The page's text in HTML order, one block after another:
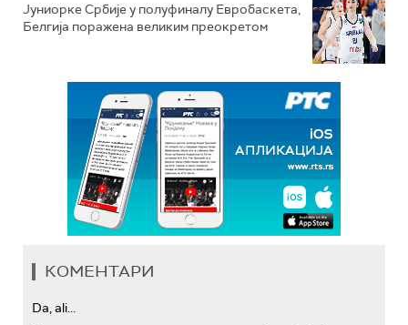
Јуниорке Србије у полуфиналу Евробаскета,
Белгија поражена великим преокретом
КОМЕНТАРИ
Da, ali...